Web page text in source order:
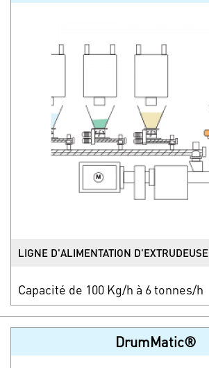
LIGNE D'ALIMENTATION D'EXTRUDEUSE
Capacité de 100 Kg/h à 6 tonnes/h
DrumMatic®